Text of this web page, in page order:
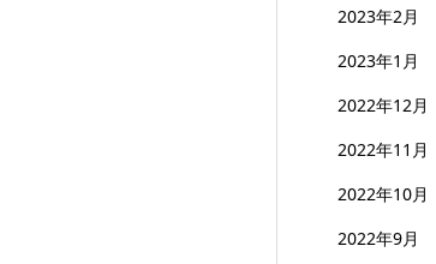
2023年2月
2023年1月
2022年12月
2022年11月
2022年10月
2022年9月